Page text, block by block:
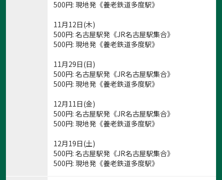
500円: 現地発《養老鉄道多度駅》
11月12日(木)
500円: 名古屋駅発《JR名古屋駅集合》
500円: 現地発《養老鉄道多度駅》
11月29日(日)
500円: 名古屋駅発《JR名古屋駅集合》
500円: 現地発《養老鉄道多度駅》
12月11日(金)
500円: 名古屋駅発《JR名古屋駅集合》
500円: 現地発《養老鉄道多度駅》
12月19日(土)
500円: 名古屋駅発《JR名古屋駅集合》
500円: 現地発《養老鉄道多度駅》